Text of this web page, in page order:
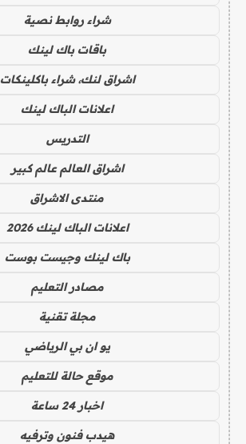
شراء روابط نصية
باقات باك لينك
اشراق لنك، شراء باكلينكات
اعلانات الباك لينك
التدريس
اشراق العالم عالم كبير
منتدى الاشراق
اعلانات الباك لينك 2026
باك لينك وجيست بوست
مصادر التعليم
مجلة تقنية
يو ان بي الرياضي
موقع حالة للتعليم
اخبار 24 ساعة
هيدب فنون وترفيه